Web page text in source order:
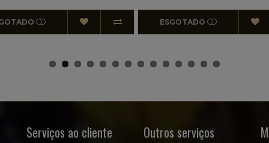
ESGOTADO
Serviços ao cliente Outros serviços